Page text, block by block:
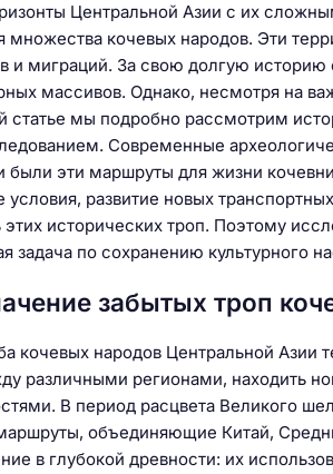
Центральной Азии с их
кочевых народов. Эти
и миграций. За свою долгую
массивов. Однако, несмотря на
статье мы подробно рассмотрим
Современные
эти маршруты для жизни
развитие новых
этих исторических троп. Поэтому
задача по сохранению культурного
забытых троп
кочевых народов Центральной Азии
различными регионами, находить
В период расцвета Великого
объединяющие Китай,
в глубокой древности: их